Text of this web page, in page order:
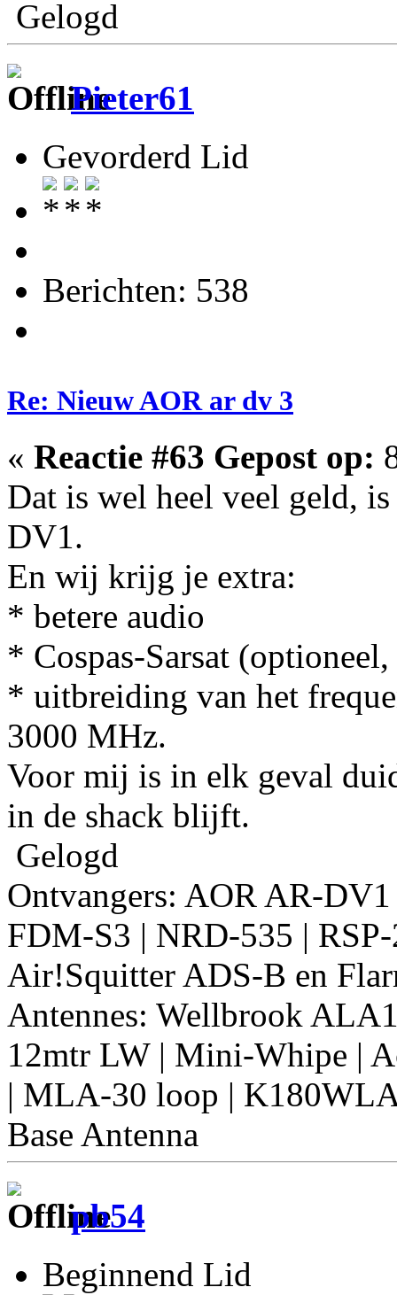
Gelogd
Pieter61
Gevorderd Lid
Berichten: 538
Re: Nieuw AOR ar dv 3
« Reactie #63 Gepost op:
Dat is wel heel veel geld,
DV1.
En wij krijg je extra:
* betere audio
* Cospas-Sarsat (optioneel,
* uitbreiding van het
3000 MHz.
Voor mij is in elk geval
in de shack blijft.
Gelogd
Ontvangers: AOR AR-
FDM-S3 | NRD-535 |
Air!Squitter ADS-B en
Antennes: Wellbrook
12mtr LW | Mini-Whipe |
| MLA-30 loop |
Base Antenna
pb54
Beginnend Lid